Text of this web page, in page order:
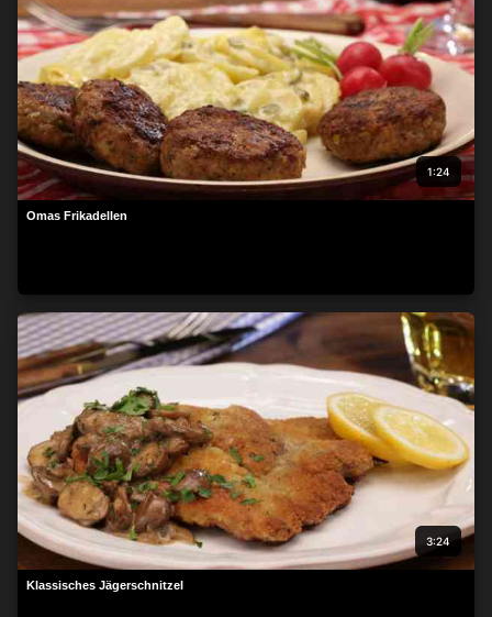
1:24
Omas Frikadellen
3:24
Klassisches Jägerschnitzel